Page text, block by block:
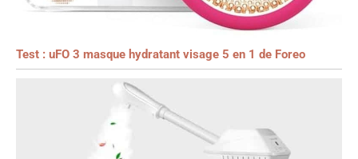
Test : uFO 3 masque hydratant visage 5 en 1 de Foreo